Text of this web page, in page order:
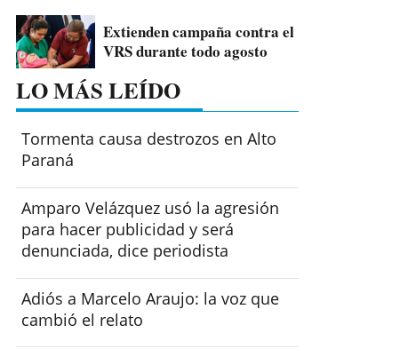
Extienden campaña contra el
VRS durante todo agosto
LO MÁS LEÍDO
Tormenta causa destrozos en Alto
Paraná
Amparo Velázquez usó la agresión
para hacer publicidad y será
denunciada, dice periodista
Adiós a Marcelo Araujo: la voz que
cambió el relato